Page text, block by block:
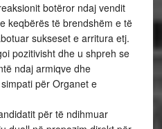
botëror ndaj vendit
keqbërës të brendshëm e të
sukseset e arritura etj.
pozitivisht dhe u shpreh se
ndaj armiqve dhe
për Organet e
për të ndihmuar